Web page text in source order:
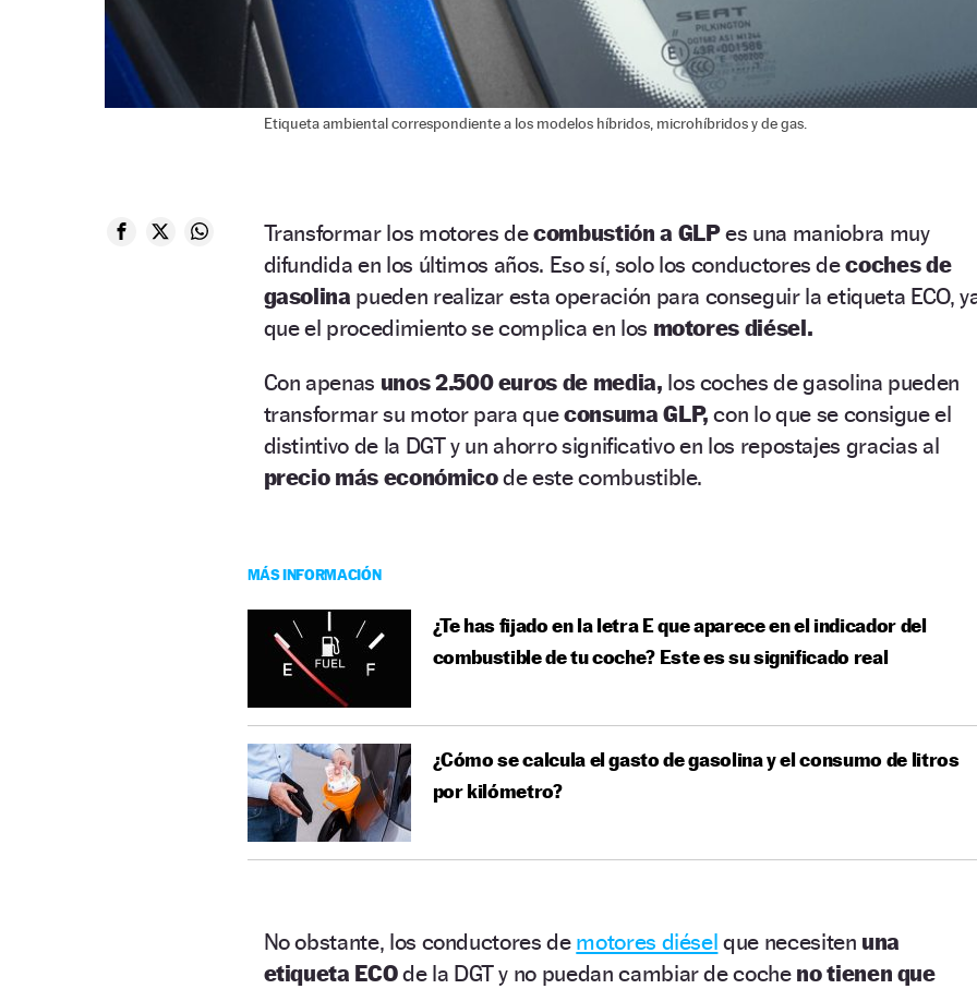
Etiqueta ambiental correspondiente a los modelos híbridos, microhíbridos y de gas.
Transformar los motores decombustión a GLPes una maniobra muy
difundida en los últimos años. Eso sí, solo los conductores decoches de
gasolina pueden realizar esta operación para conseguir la etiqueta ECO,
que el procedimiento se complica en los motores diésel.
Con apenas unos 2.500 euros de media, los coches de gasolina pueden
transformar su motor para queconsuma GLP,con lo que se consigue el
distintivo de la DGT y un ahorro significativo en los repostajes gracias al
precio más económicode este combustible.
MÁS INFORMACIÓN
¿Te has fijado en la letra E que aparece en el indicador del
combustible de tu coche? Este es su significado real
¿Cómo se calcula el gasto de gasolina y el consumo de litros
por kilómetro?
No obstante, los conductores de motores diésel que necesiten una
etiqueta ECOde la DGT y no puedan cambiar de cocheno tienen que